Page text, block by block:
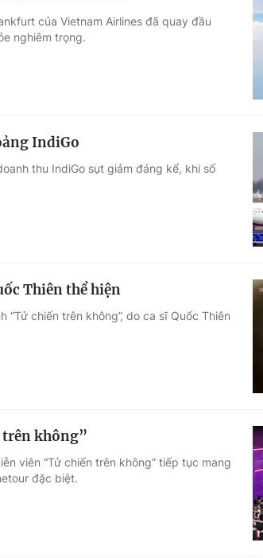
của Vietnam Airlines đã quay đầu
nghiêm trọng.
IndiGo
thu IndiGo sụt giảm đáng kể, khi số
Thiên thể hiện
chiến trên không”, do ca sĩ Quốc Thiên
không”
viên “Tử chiến trên không” tiếp tục mang
đặc biệt.